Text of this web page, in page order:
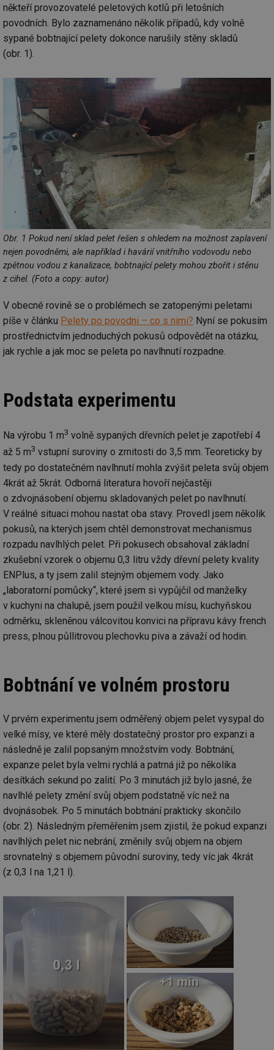
někteří provozovatelé peletových kotlů při letošních
povodních. Bylo zaznamenáno několik případů, kdy volně
sypané bobtnající pelety dokonce narušily stěny skladů
(obr. 1).
Obr. 1 Pokud není sklad pelet řešen s ohledem na možnost zaplavení
nejen povodněmi, ale například i havárií vnitřního vodovodu nebo
zpětnou vodou z kanalizace, bobtnající pelety mohou zbořit i stěnu
z cihel. (Foto a copy: autor)
V obecné rovině se o problémech se zatopenými peletami
píše v článku Pelety po povodni – co s nimi? Nyní se pokusím
prostřednictvím jednoduchých pokusů odpovědět na otázku,
jak rychle a jak moc se peleta po navlhnutí rozpadne.
Podstata experimentu
Na výrobu 1 m3 volně sypaných dřevních pelet je zapotřebí 4
až 5 m3 vstupní suroviny o zrnitosti do 3,5 mm. Teoreticky by
tedy po dostatečném navlhnutí mohla zvýšit peleta svůj objem
4krát až 5krát. Odborná literatura hovoří nejčastěji
o zdvojnásobení objemu skladovaných pelet po navlhnutí.
V reálné situaci mohou nastat oba stavy. Provedl jsem několik
pokusů, na kterých jsem chtěl demonstrovat mechanismus
rozpadu navlhlých pelet. Při pokusech obsahoval základní
zkušební vzorek o objemu 0,3 litru vždy dřevní pelety kvality
ENPlus, a ty jsem zalil stejným objemem vody. Jako
„laboratorní pomůcky“, které jsem si vypůjčil od manželky
v kuchyni na chalupě, jsem použil velkou mísu, kuchyňskou
odměrku, skleněnou válcovitou konvici na přípravu kávy french
press, plnou půllitrovou plechovku piva a závaží od hodin.
Bobtnání ve volném prostoru
V prvém experimentu jsem odměřený objem pelet vysypal do
velké mísy, ve které měly dostatečný prostor pro expanzi a
následně je zalil popsaným množstvím vody. Bobtnání,
expanze pelet byla velmi rychlá a patrná již po několika
desítkách sekund po zalití. Po 3 minutách již bylo jasné, že
navlhlé pelety změní svůj objem podstatně víc než na
dvojnásobek. Po 5 minutách bobtnání prakticky skončilo
(obr. 2). Následným přeměřením jsem zjistil, že pokud expanzi
navlhlých pelet nic nebrání, změnily svůj objem na objem
srovnatelný s objemem původní suroviny, tedy víc jak 4krát
(z 0,3 l na 1,21 l).